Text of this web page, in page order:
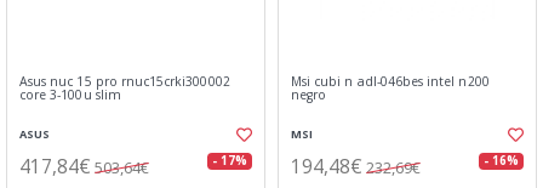
Asus nuc 15 pro rnuc15crki300002
core 3-100u slim
ASUS
417,84€ 503,64€ - 17%
Msi cubi n adl-046bes intel n200
negro
MSI
194,48€ 232,69€ - 16%